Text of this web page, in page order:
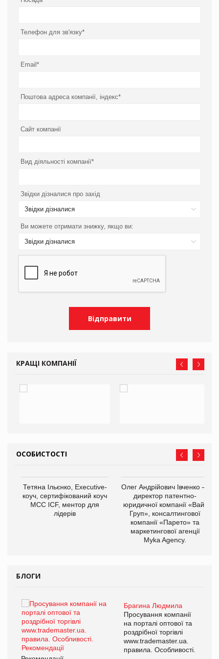
Телефон для зв'язку*
Email*
Поштова адреса компанії, індекс*
Сайт компанії
Вид діяльності компанії*
Звідки дізналися про захід
Звідки дізналися
Ви можете отримати знижку, якщо ви:
Звідки дізналися
КРАЩІ КОМПАНІЇ
ОСОБИСТОСТІ
Тетяна Ільєнко, Executive-
коуч, сертифікований коуч
МСС ICF, ментор для
лідерів
Олег Андрійович Івченко —
директор патентно-
юридичної компанії «Вайз
Груп», консалтингової
компанії «Парето» та
маркетингової агенції
Myka Agency.
БЛОГИ
Брагина Людмила
Просування компанії
на порталі оптової та
роздрібної торгівлі
www.trademaster.ua.
правила. Особливості.